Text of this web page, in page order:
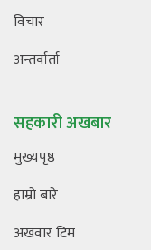
विचार
अन्तर्वार्ता
सहकारी अखबार
मुख्यपृष्ठ
हाम्रो बारे
अखवार टिम